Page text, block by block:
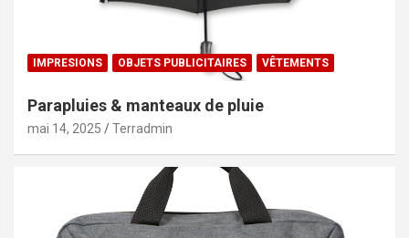
IMPRESIONS OBJETS PUBLICITAIRES VÊTEMENTS
Parapluies & manteaux de pluie
mai 14, 2025 Terradmin